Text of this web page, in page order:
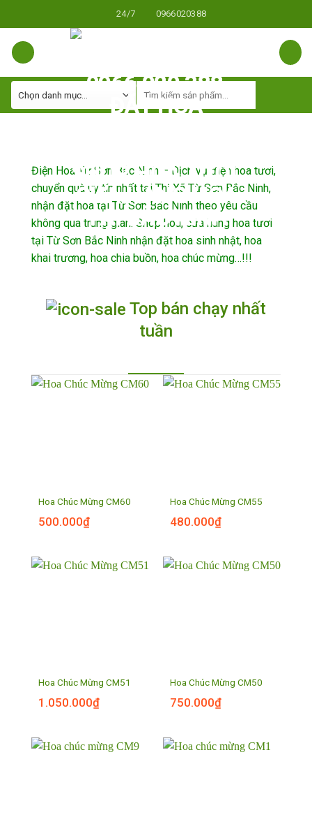
to
content
24/7 0966020388
Điện Hoa Từ Sơn Bắc Ninh – Dịch vụ điện hoa tươi,
chuyển quà uy tín nhất tại Thị Xã Từ Sơn Bắc Ninh,
nhận đặt hoa tại Từ Sơn Bắc Ninh theo yêu cầu
không qua trung gian. Shop hoa, cửa hàng hoa tươi
tại Từ Sơn Bắc Ninh nhận đặt hoa sinh nhật, hoa
khai trương, hoa chia buồn, hoa chúc mừng…!!!
Top bán chạy nhất
tuần
Hoa Chúc Mừng CM60
500.000₫
Hoa Chúc Mừng CM55
480.000₫
Hoa Chúc Mừng CM51
1.050.000₫
Hoa Chúc Mừng CM50
750.000₫